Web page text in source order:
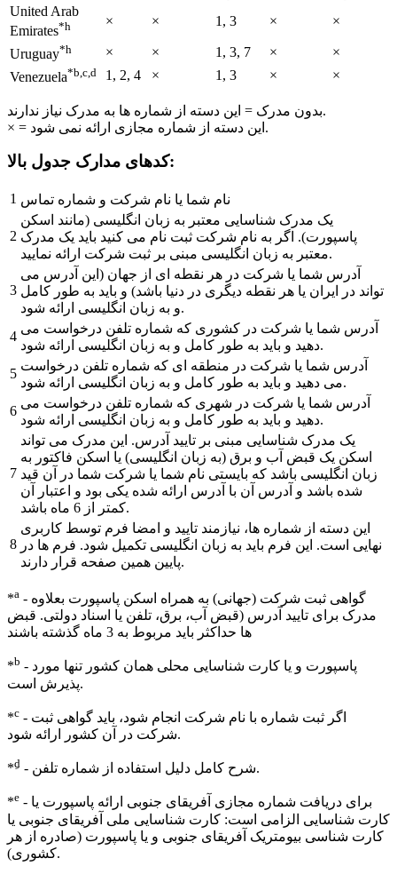
United Arab
Emirates*h × × 1, 3 × ×
Uruguay*h × × 1, 3, 7 ×
×
Venezuela*b,c,d 1, 2, 4 × 1, 3 × ×
بدون مدرک = این دسته از شماره ها به مدرک نیاز ندارند.
× = این دسته از شماره مجازی ارائه نمی شود.
کدهای مدارک جدول بالا:
1 نام شما یا نام شرکت و شماره تماس
2
یک مدرک شناسایی معتبر به زبان انگلیسی (مانند اسکن
پاسپورت). اگر به نام شرکت ثبت نام می کنید باید یک مدرک
معتبر به زبان انگلیسی مبنی بر ثبت شرکت ارائه نمایید.
3
آدرس شما یا شرکت در هر نقطه ای از جهان (این آدرس می
تواند در ایران یا هر نقطه دیگری در دنیا باشد) و باید به طور کامل
و به زبان انگلیسی ارائه شود.
4
آدرس شما یا شرکت در کشوری که شماره تلفن درخواست می
دهید و باید به طور کامل و به زبان انگلیسی ارائه شود.
5
آدرس شما یا شرکت در منطقه ای که شماره تلفن درخواست
می دهید و باید به طور کامل و به زبان انگلیسی ارائه شود.
6
آدرس شما یا شرکت در شهری که شماره تلفن درخواست می
دهید و باید به طور کامل و به زبان انگلیسی ارائه شود.
7
یک مدرک شناسایی مبنی بر تایید آدرس. این مدرک می تواند
اسکن یک قبض آب و برق (به زبان انگلیسی) یا اسکن فاکتور به
زبان انگلیسی باشد که بایستی نام شما یا شرکت شما در آن قید
شده باشد و آدرس آن با آدرس ارائه شده یکی بود و اعتبار آن
کمتر از 6 ماه باشد.
8
این دسته از شماره ها، نیازمند تایید و امضا فرم توسط کاربری
نهایی است. این فرم باید به زبان انگلیسی تکمیل شود. فرم ها در
پایین همین صفحه قرار دارند.
*a - گواهی ثبت شرکت (جهانی) به همراه اسکن پاسپورت بعلاوه
مدرک برای تایید آدرس (قبض آب، برق، تلفن یا اسناد دولتی. قبض
ها حداکثر باید مربوط به 3 ماه گذشته باشند
*b - پاسپورت و یا کارت شناسایی محلی همان کشور تنها مورد
پذیرش است.
*c - اگر ثبت شماره با نام شرکت انجام شود، باید گواهی ثبت
شرکت در آن کشور ارائه شود.
*ِd - شرح کامل دلیل استفاده از شماره تلفن.
*e - برای دریافت شماره مجازی آفریقای جنوبی ارائه پاسپورت یا
کارت شناسایی الزامی است: کارت شناسایی ملی آفریقای جنوبی یا
کارت شناسی بیومتریک آفریقای جنوبی و یا پاسپورت (صادره از هر
کشوری).